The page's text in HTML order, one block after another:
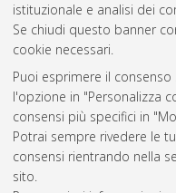
istituzionale e analisi dei
Se chiudi questo banner
cookie necessari.
Puoi esprimere il
l'opzione in "Personalizza
consensi più specifici in
Potrai sempre rivedere le
consensi rientrando nella
sito.
Gestione
Atom
Rss
AMS Acta
ISSN: 2038-
re3data.org -
doi.org/
Servizio